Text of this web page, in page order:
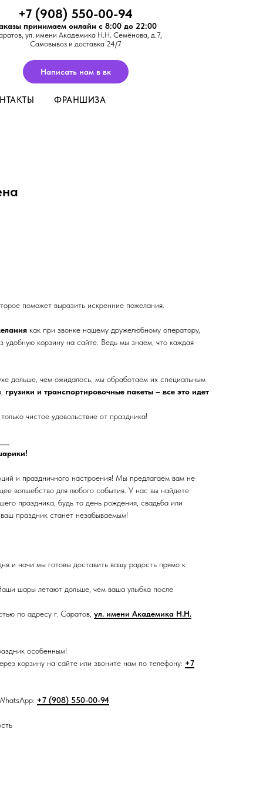
+7 (908) 550-00-94
принимаем онлайн с 8:00 до 22:00
ул. имени Академика Н.Н. Семёнова, д.7,
Самовывоз и доставка 24/7
Написать нам в вк
ФРАНШИЗА
поможет выразить искренние пожелания.
как при звонке нашему дружелюбному оператору,
удобную корзину на сайте. Ведь мы знаем, что каждая
дольше, чем ожидалось, мы обработаем их специальным
грузики и транспортировочные пакеты – все это идет
чистое удовольствие от праздника!
и праздничного настроения! Мы предлагаем вам не
волшебство для любого события. У нас вы найдете
праздника, будь то день рождения, свадьба или
праздник станет незабываемым!
и ночи мы готовы доставить вашу радость прямо к
шары летают дольше, чем ваша улыбка после
по адресу г. Саратов, ул. имени Академика Н.Н.
особенным!
корзину на сайте или звоните нам по телефону: +7
+7 (908) 550-00-94